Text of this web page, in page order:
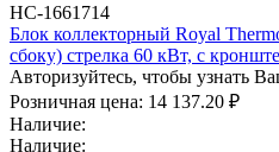
НС-1661714
Блок коллекторный Royal
сбоку) стрелка 60 кВт, с
Авторизуйтесь, чтобы узнать
Розничная цена: 14 137.20 ₽
Наличие:
Наличие: